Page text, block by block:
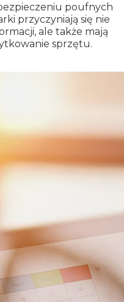
poufnych
przyczyniają się nie
ale także mają
sprzętu.